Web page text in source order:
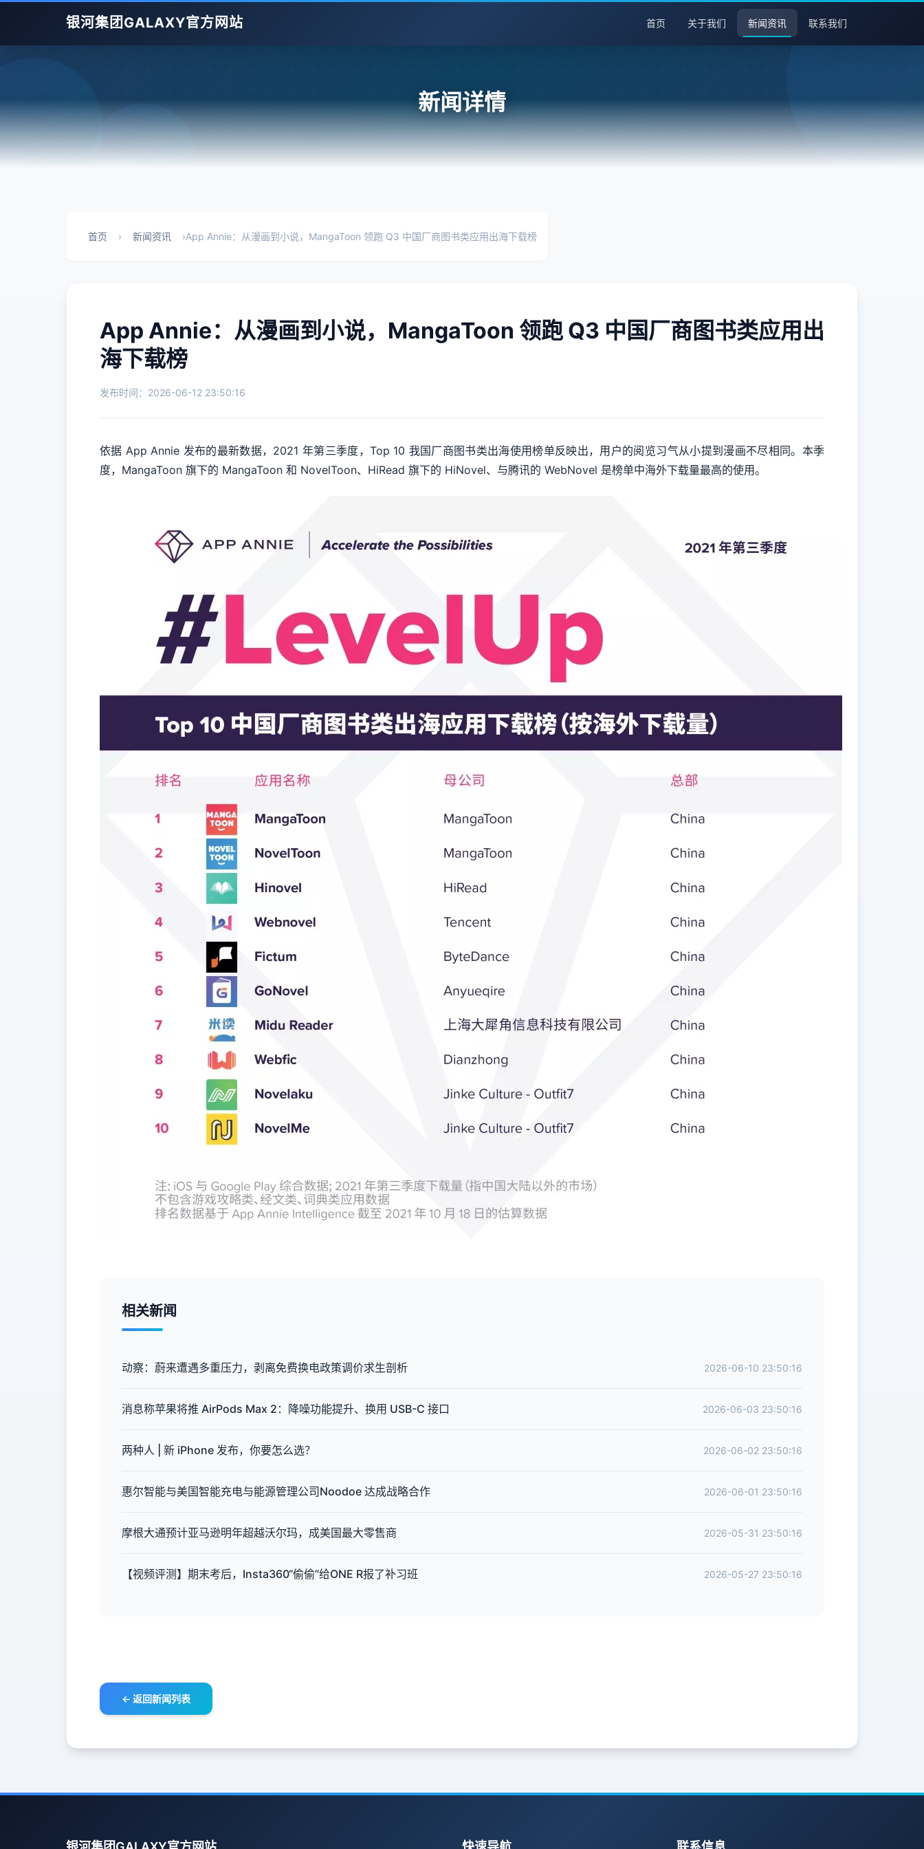
银河集团GALAXY官方网站 首页 关于我们 新闻资讯 联系我们
新闻详情
首页 › 新闻资讯 ›App Annie：从漫画到小说，MangaToon 领跑 Q3 中国厂商图书类应用出海下载榜
App Annie：从漫画到小说，MangaToon 领跑 Q3 中国厂商图书类应用出
海下载榜
发布时间：2026-06-12 23:50:16
依据 App Annie 发布的最新数据，2021 年第三季度，Top 10 我国厂商图书类出海使用榜单反映出，用户的阅览习气从小提到漫画不尽相同。本季
度，MangaToon 旗下的 MangaToon 和 NovelToon、HiRead 旗下的 HiNovel、与腾讯的 WebNovel 是榜单中海外下载量最高的使用。
相关新闻
动察：蔚来遭遇多重压力，剥离免费换电政策调价求生剖析 2026-06-10 23:50:16
消息称苹果将推 AirPods Max 2：降噪功能提升、换用 USB-C 接口 2026-06-03 23:50:16
两种人 | 新 iPhone 发布，你要怎么选？ 2026-06-02 23:50:16
惠尔智能与美国智能充电与能源管理公司Noodoe 达成战略合作 2026-06-01 23:50:16
摩根大通预计亚马逊明年超越沃尔玛，成美国最大零售商 2026-05-31 23:50:16
【视频评测】期末考后，Insta360“偷偷”给ONE R报了补习班 2026-05-27 23:50:16
← 返回新闻列表